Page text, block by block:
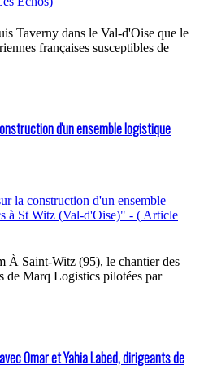
Taverny dans le Val-d'Oise que le
françaises susceptibles de
d'un ensemble logistique
À Saint-Witz (95), le chantier des
de Marq Logistics pilotées par
Omar et Yahia Labed, dirigeants de